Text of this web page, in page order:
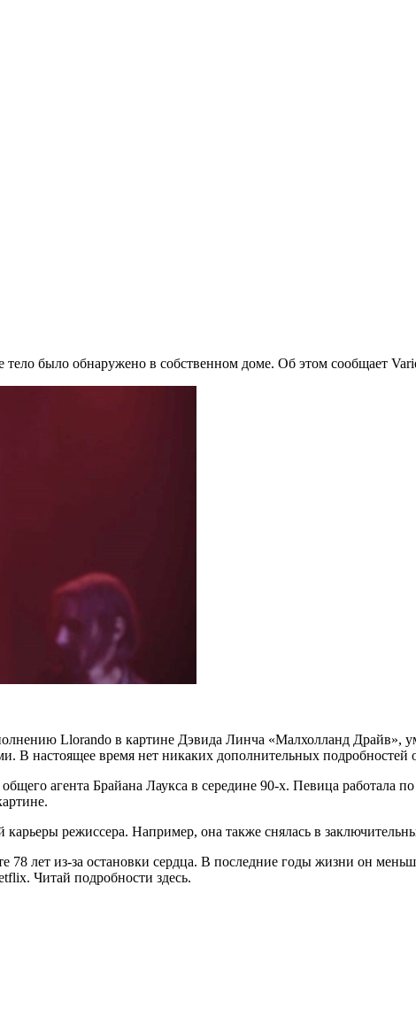
было обнаружено в собственном доме. Об этом сообщает
Llorando в картине Дэвида Линча «Малхолланд
В настоящее время нет никаких дополнительных подробностей
агента Брайана Лаукса в середине 90-х. Певица работала
режиссера. Например, она также снялась в
78 лет из-за остановки сердца. В последние годы жизни он
Читай подробности здесь.